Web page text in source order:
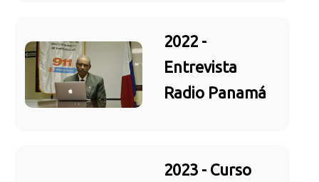
2022 -
Entrevista
Radio Panamá
2023 - Curso